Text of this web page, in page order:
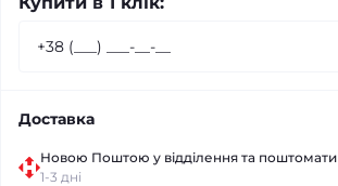
Доставка
Новою Поштою у відділення та поштомати
1-3 дні